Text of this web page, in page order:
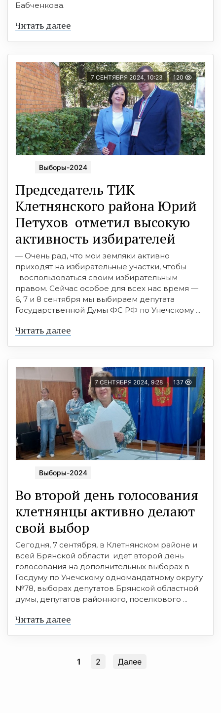
Бабченкова.
Читать далее
7 СЕНТЯБРЯ 2024, 10:23 120
Выборы-2024
Председатель ТИК
Клетнянского района Юрий
Петухов отметил высокую
активность избирателей
— Очень рад, что мои земляки активно
приходят на избирательные участки, чтобы
воспользоваться своим избирательным
правом. Сейчас особое для всех нас время —
6, 7 и 8 сентября мы выбираем депутата
Государственной Думы ФС РФ по Унечскому ...
Читать далее
7 СЕНТЯБРЯ 2024, 9:28 137
Выборы-2024
Во второй день голосования
клетнянцы активно делают
свой выбор
Сегодня, 7 сентября, в Клетнянском районе и
всей Брянской области идет второй день
голосования на дополнительных выборах в
Госдуму по Унечскому одномандатному округу
№78, выборах депутатов Брянской областной
думы, депутатов районного, поселкового ...
Читать далее
1 2 Далее